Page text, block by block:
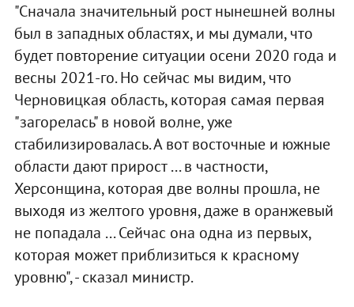
"Сначала значительный рост нынешней волны
был в западных областях, и мы думали, что
будет повторение ситуации осени 2020 года и
весны 2021-го. Но сейчас мы видим, что
Черновицкая область, которая самая первая
"загорелась" в новой волне, уже
стабилизировалась. А вот восточные и южные
области дают прирост ... в частности,
Херсонщина, которая две волны прошла, не
выходя из желтого уровня, даже в оранжевый
не попадала ... Сейчас она одна из первых,
которая может приблизиться к красному
уровню", - сказал министр.